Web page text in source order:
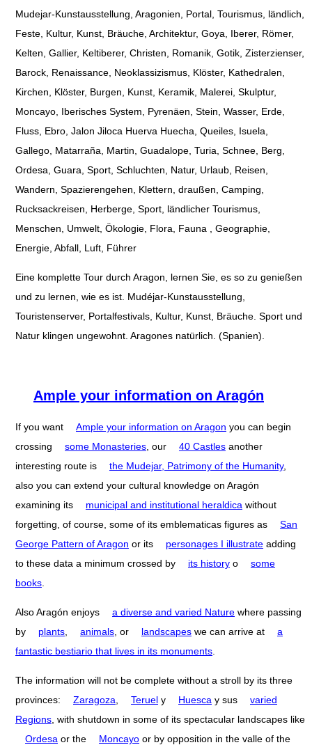
Mudejar-Kunstausstellung, Aragonien, Portal, Tourismus, ländlich,
Feste, Kultur, Kunst, Bräuche, Architektur, Goya, Iberer, Römer,
Kelten, Gallier, Keltiberer, Christen, Romanik, Gotik, Zisterzienser,
Barock, Renaissance, Neoklassizismus, Klöster, Kathedralen,
Kirchen, Klöster, Burgen, Kunst, Keramik, Malerei, Skulptur,
Moncayo, Iberisches System, Pyrenäen, Stein, Wasser, Erde,
Fluss, Ebro, Jalon Jiloca Huerva Huecha, Queiles, Isuela,
Gallego, Matarraña, Martin, Guadalope, Turia, Schnee, Berg,
Ordesa, Guara, Sport, Schluchten, Natur, Urlaub, Reisen,
Wandern, Spazierengehen, Klettern, draußen, Camping,
Rucksackreisen, Herberge, Sport, ländlicher Tourismus,
Menschen, Umwelt, Ökologie, Flora, Fauna , Geographie,
Energie, Abfall, Luft, Führer
Eine komplette Tour durch Aragon, lernen Sie, es so zu genießen
und zu lernen, wie es ist. Mudéjar-Kunstausstellung,
Touristenserver, Portalfestivals, Kultur, Kunst, Bräuche. Sport und
Natur klingen ungewohnt. Aragones natürlich. (Spanien).
Ample your information on Aragón
If you want Ample your information on Aragon you can begin
crossing
some Monasteries , our 40 Castles another
interesting route is
the Mudejar, Patrimony of the Humanity,
also you can extend your cultural knowledge on Aragón
examining its
municipal and institutional heraldica without
forgetting, of course, some of its emblematicas figures as
San
George Pattern of Aragon or its personages I illustrate adding
to these data a minimum crossed by
its history o
some
books
Also Aragón enjoys a diverse and varied Nature where passing
by
plants animals , or landscapes we can arrive at
a
fantastic bestiario that lives in its monuments
The information will not be complete without a stroll by its three
provinces:
Zaragoza Teruel y Huesca y sus
varied
Regions , with shutdown in some of its spectacular landscapes like
Ordesa or the Moncayo or by opposition in the valle of the